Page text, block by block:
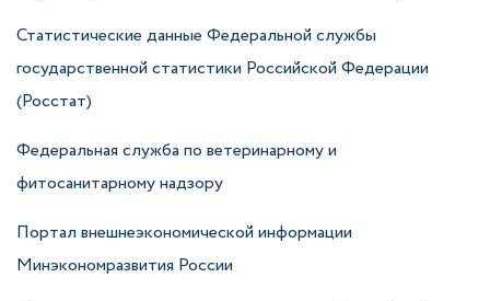
Статистические данные Федеральной службы
государственной статистики Российской Федерации
(Росстат)
Федеральная служба по ветеринарному и
фитосанитарному надзору
Портал внешнеэкономической информации
Минэкономразвития России